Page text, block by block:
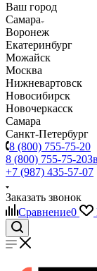
Ваш город
Самара
Воронеж
Екатеринбург
Можайск
Москва
Нижневартовск
Новосибирск
Новочеркасск
Самара
Санкт-Петербург
8 (800) 755-75-20
8 (800) 755-75-20
+7 (987) 435-57-07
Заказать звонок
Сравнение0